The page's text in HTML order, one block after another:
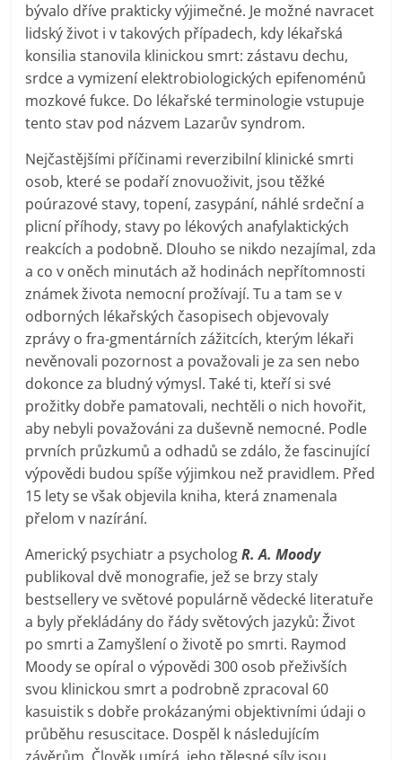
bývalo dříve prakticky výjimečné. Je možné navracet
lidský život i v takových případech, kdy lékařská
konsilia stanovila klinickou smrt: zástavu dechu,
srdce a vymizení elektrobiologických epifenoménů
mozkové fukce. Do lékařské terminologie vstupuje
tento stav pod názvem Lazarův syndrom.
Nejčastějšími příčinami reverzibilní klinické smrti
osob, které se podaří znovuoživit, jsou těžké
poúrazové stavy, topení, zasypání, náhlé srdeční a
plicní příhody, stavy po lékových anafylaktických
reakcích a podobně. Dlouho se nikdo nezajímal, zda
a co v oněch minutách až hodinách nepřítomnosti
známek života nemocní prožívají. Tu a tam se v
odborných lékařských časopisech objevovaly
zprávy o fra-gmentárních zážitcích, kterým lékaři
nevěnovali pozornost a považovali je za sen nebo
dokonce za bludný výmysl. Také ti, kteří si své
prožitky dobře pamatovali, nechtěli o nich hovořit,
aby nebyli považováni za duševně nemocné. Podle
prvních průzkumů a odhadů se zdálo, že fascinující
výpovědi budou spíše výjimkou než pravidlem. Před
15 lety se však objevila kniha, která znamenala
přelom v nazírání.
Americký psychiatr a psychologR. A. Moody
publikoval dvě monografie, jež se brzy staly
bestsellery ve světové populárně vědecké literatuře
a byly překládány do řády světových jazyků: Život
po smrti a Zamyšlení o životě po smrti. Raymod
Moody se opíral o výpovědi 300 osob přeživších
svou klinickou smrt a podrobně zpracoval 60
kasuistik s dobře prokázanými objektivními údaji o
průběhu resuscitace. Dospěl k následujícím